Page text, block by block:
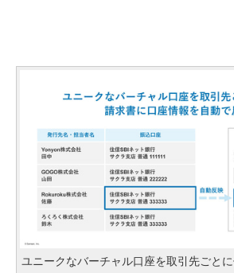
ユニークなバーチャル口座を取引先ごと